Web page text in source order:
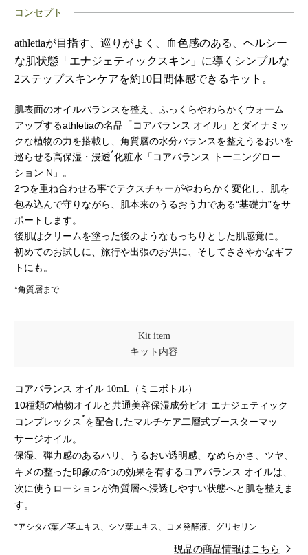
コンセプト
athletiaが目指す、巡りがよく、血色感のある、ヘルシー
な肌状態「エナジェティックスキン」に導くシンプルな
2ステップスキンケアを約10日間体感できるキット。
肌表面のオイルバランスを整え、ふっくらやわらかくウォーム
アップするathletiaの名品「コアバランス オイル」とダイナミッ
クな植物の力を搭載し、角質層の水分バランスを整えうるおいを
巡らせる高保湿・浸透*化粧水「コアバランス トーニングロー
ション N」。
2つを重ね合わせる事でテクスチャーがやわらかく変化し、肌を
包み込んで守りながら、肌本来のうるおう力である“基礎力”をサ
ポートします。
後肌はクリームを塗った後のようなもっちりとした肌感覚に。
初めてのお試しに、旅行や出張のお供に、そしてささやかなギフ
トにも。
*角質層まで
Kit item
キット内容
コアバランス オイル 10mL（ミニボトル）
10種類の植物オイルと共通美容保湿成分ビオ エナジェティック
コンプレックス*を配合したマルチケア二層式ブースターマッ
サージオイル。
保湿、弾力感のあるハリ、うるおい透明感、なめらかさ、ツヤ、
キメの整った印象の6つの効果を有するコアバランス オイルは、
次に使うローションが角質層へ浸透しやすい状態へと肌を整えま
す。
*アシタバ葉／茎エキス、シソ葉エキス、コメ発酵液、グリセリン
現品の商品情報はこちら